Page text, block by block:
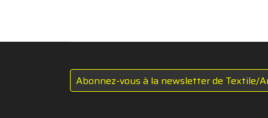
Abonnez-vous à la newsletter de Textile/